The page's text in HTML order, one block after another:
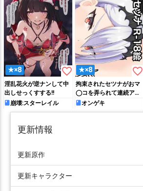
★×8 favorite_border
淫乱花火が逆ナンして中
出しせっくすする!!
崩壊:スターレイル
★×8 favorite_border
拘束されたセツナがおマ
◯コを弄られて連続アク
メしちゃう!!
オンゲキ
更新情報
更新原作
更新キャラクター